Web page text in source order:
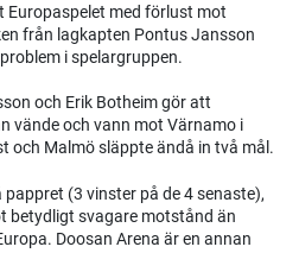
Europaspelet med förlust mot
från lagkapten Pontus Jansson
i spelargruppen.
och Erik Botheim gör att
vände och vann mot Värnamo i
och Malmö släppte ändå in två mål.
(3 vinster på de 4 senaste),
betydligt svagare motstånd än
Doosan Arena är en annan